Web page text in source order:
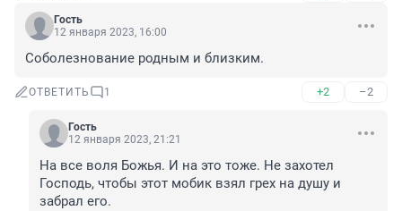
Гость
12 января 2023, 16:00
Соболезнование родным и близким.
ОТВЕТИТЬ 1 +2 –2
Гость
12 января 2023, 21:21
На все воля Божья. И на это тоже. Не захотел
Господь, чтобы этот мобик взял грех на душу и
забрал его.